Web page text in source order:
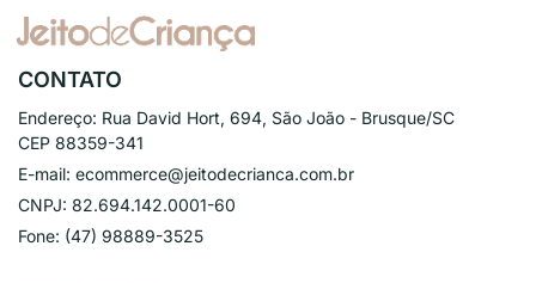
CONTATO
Endereço: Rua David Hort, 694, São João - Brusque/SC
CEP 88359-341
E-mail: ecommerce@jeitodecrianca.com.br
CNPJ: 82.694.142.0001-60
Fone: (47) 98889-3525